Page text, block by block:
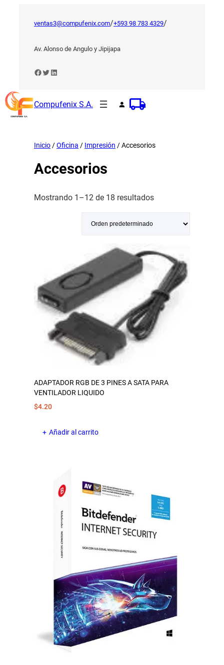
ventas3@compufenix.com/+593 98 783 4329/
Av. Alonso de Angulo y Jipijapa
Facebook
Twitter
LinkedIn
Compufenix S.A.
Inicio /Oficina / Impresión / Accesorios
Accesorios
Mostrando 1–12 de 18 resultados
ADAPTADOR RGB DE 3 PINES A SATA PARA
VENTILADOR LIQUIDO
$4.20
Añadir al carrito